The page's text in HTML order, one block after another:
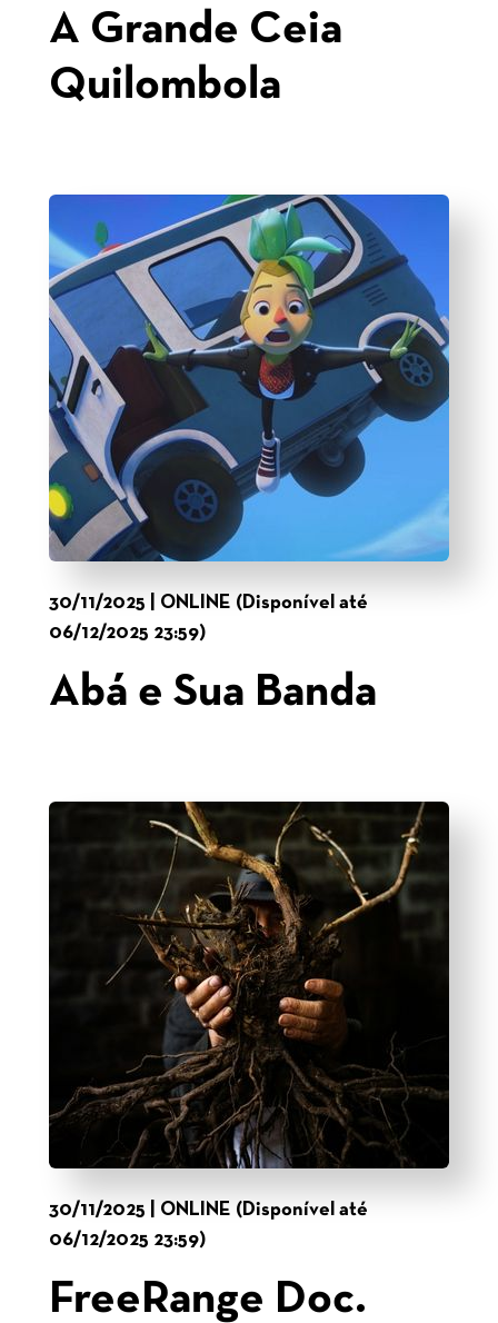
A Grande Ceia
Quilombola
30/11/2025 | ONLINE (Disponível até
06/12/2025 23:59)
Abá e Sua Banda
30/11/2025 | ONLINE (Disponível até
06/12/2025 23:59)
FreeRange Doc.